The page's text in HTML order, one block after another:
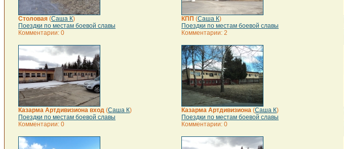
Столовая (Саша К)
Поездки по местам боевой славы
Комментарии: 0
КПП (Саша К)
Поездки по местам боевой славы
Комментарии: 2
Казарма Артдивизиона вход (Саша К)
Поездки по местам боевой славы
Комментарии: 0
Казарма Артдивизиона (Саша К)
Поездки по местам боевой славы
Комментарии: 0